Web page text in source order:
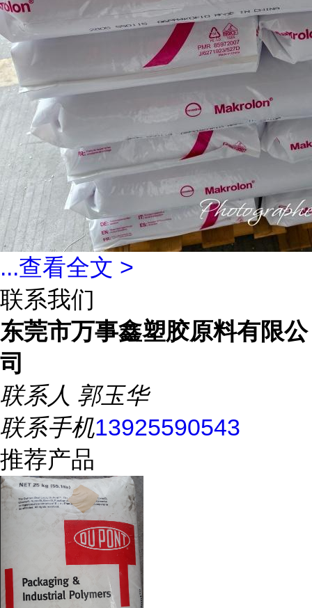
...查看全文 >
联系我们
东莞市万事鑫塑胶原料有限公
司
联系人 郭玉华
联系手机13925590543
推荐产品